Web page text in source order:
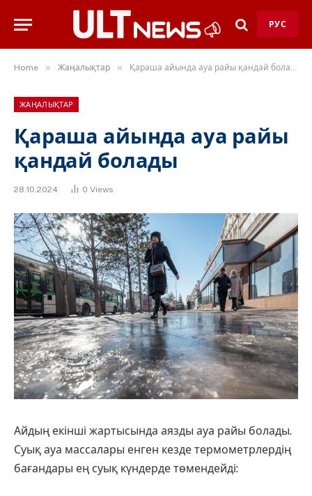
РУС
Home » Жаңалықтар » Қараша айында ауа райы қандай болады
ЖАҢАЛЫҚТАР
Қараша айында ауа райы
қандай болады
28.10.2024 0 Views
Айдың екінші жартысында аязды ауа райы болады.
Суық ауа массалары енген кезде термометрлердің
бағандары ең суық күндерде төмендейді: